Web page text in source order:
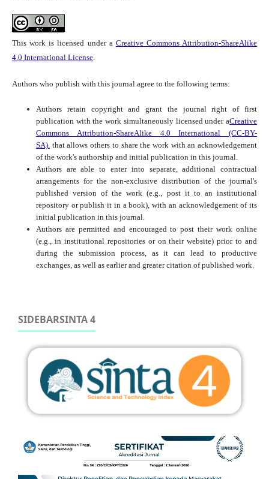
This work is licensed under a Creative Commons Attribution-ShareAlike
4.0 International License.
Authors who publish with this journal agree to the following terms:
Authors retain copyright and grant the journal right of first
publication with the work simultaneously licensed under aCreative
Commons Attribution-ShareAlike 4.0 International (CC-BY-
SA).that allows others to share the work with an acknowledgement
of the work's authorship and initial publication in this journal.
Authors are able to enter into separate, additional contractual
arrangements for the non-exclusive distribution of the journal's
published version of the work (e.g., post it to an institutional
repository or publish it in a book), with an acknowledgement of its
initial publication in this journal.
Authors are permitted and encouraged to post their work online
(e.g., in institutional repositories or on their website) prior to and
during the submission process, as it can lead to productive
exchanges, as well as earlier and greater citation of published work.
SIDEBARSINTA 4